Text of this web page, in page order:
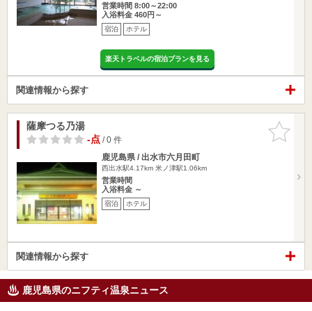
営業時間 8:00～22:00
入浴料金 460円～
宿泊 ホテル
楽天トラベルの宿泊プランを見る
関連情報から探す
お気に入
りに追加
薩摩つる乃湯
-点/ 0 件
鹿児島県 / 出水市六月田町
西出水駅4.17km 米ノ津駅1.06km
営業時間
入浴料金 ～
宿泊 ホテル
関連情報から探す
鹿児島県のニフティ温泉ニュース